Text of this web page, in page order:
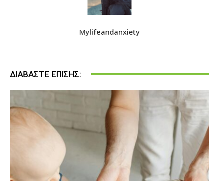
Mylifeandanxiety
ΔΙΑΒΆΣΤΕ ΕΠΊΣΗΣ: